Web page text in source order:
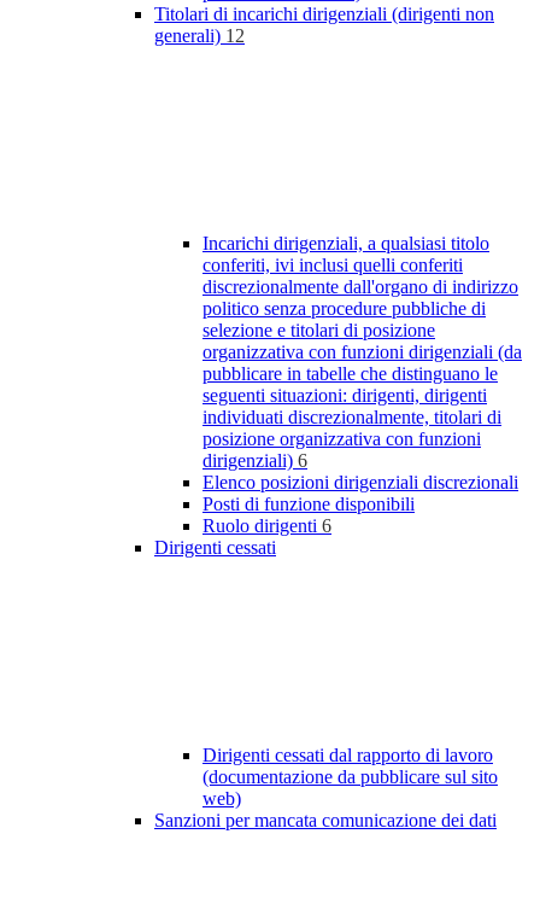
Titolari di incarichi dirigenziali (dirigenti non
generali) 12
Incarichi dirigenziali, a qualsiasi titolo
conferiti, ivi inclusi quelli conferiti
discrezionalmente dall'organo di indirizzo
politico senza procedure pubbliche di
selezione e titolari di posizione
organizzativa con funzioni dirigenziali (da
pubblicare in tabelle che distinguano le
seguenti situazioni: dirigenti, dirigenti
individuati discrezionalmente, titolari di
posizione organizzativa con funzioni
dirigenziali) 6
Elenco posizioni dirigenziali discrezionali
Posti di funzione disponibili
Ruolo dirigenti 6
Dirigenti cessati
Dirigenti cessati dal rapporto di lavoro
(documentazione da pubblicare sul sito
web)
Sanzioni per mancata comunicazione dei dati